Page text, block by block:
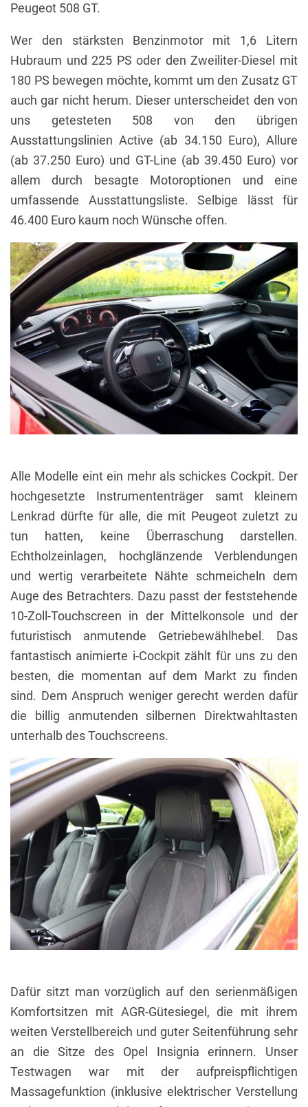
Peugeot 508 GT.
Wer den stärksten Benzinmotor mit 1,6 Litern
Hubraum und 225 PS oder den Zweiliter-Diesel mit
180 PS bewegen möchte, kommt um den Zusatz GT
auch gar nicht herum. Dieser unterscheidet den von
uns getesteten 508 von den übrigen
Ausstattungslinien Active (ab 34.150 Euro), Allure
(ab 37.250 Euro) und GT-Line (ab 39.450 Euro) vor
allem durch besagte Motoroptionen und eine
umfassende Ausstattungsliste. Selbige lässt für
46.400 Euro kaum noch Wünsche offen.
Alle Modelle eint ein mehr als schickes Cockpit. Der
hochgesetzte Instrumententräger samt kleinem
Lenkrad dürfte für alle, die mit Peugeot zuletzt zu
tun hatten, keine Überraschung darstellen.
Echtholzeinlagen, hochglänzende Verblendungen
und wertig verarbeitete Nähte schmeicheln dem
Auge des Betrachters. Dazu passt der feststehende
10-Zoll-Touchscreen in der Mittelkonsole und der
futuristisch anmutende Getriebewählhebel. Das
fantastisch animierte i-Cockpit zählt für uns zu den
besten, die momentan auf dem Markt zu finden
sind. Dem Anspruch weniger gerecht werden dafür
die billig anmutenden silbernen Direktwahltasten
unterhalb des Touchscreens.
Dafür sitzt man vorzüglich auf den serienmäßigen
Komfortsitzen mit AGR-Gütesiegel, die mit ihrem
weiten Verstellbereich und guter Seitenführung sehr
an die Sitze des Opel Insignia erinnern. Unser
Testwagen war mit der aufpreispflichtigen
Massagefunktion (inklusive elektrischer Verstellung